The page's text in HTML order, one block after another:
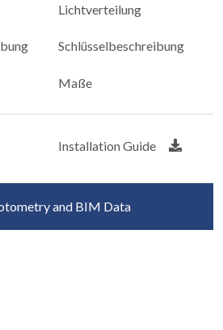
Lichtverteilung
Schlüsselbeschreibung
Maße
Installation Guide
and BIM Data